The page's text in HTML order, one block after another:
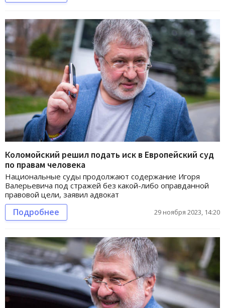
Коломойский решил подать иск в Европейский суд
по правам человека
Национальные суды продолжают содержание Игоря
Валерьевича под стражей без какой-либо оправданной
правовой цели, заявил адвокат
Подробнее 29 ноября 2023, 14:20